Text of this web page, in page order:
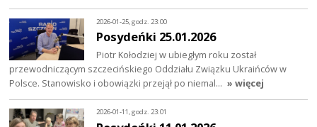
2026-01-25, godz. 23:00
Posydeńki 25.01.2026
Piotr Kołodziej w ubiegłym roku został
przewodniczącym szczecińskiego Oddziału Związku Ukraińców w
Polsce. Stanowisko i obowiązki przejął po niemal… » więcej
2026-01-11, godz. 23:01